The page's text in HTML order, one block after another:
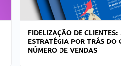
FIDELIZAÇÃO DE CLIENTES:
ESTRATÉGIA POR TRÁS DO
NÚMERO DE VENDAS